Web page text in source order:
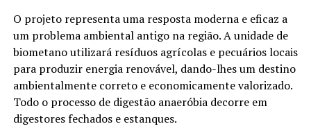
O projeto representa uma resposta moderna e eficaz a
um problema ambiental antigo na região. A unidade de
biometano utilizará resíduos agrícolas e pecuários locais
para produzir energia renovável, dando-lhes um destino
ambientalmente correto e economicamente valorizado.
Todo o processo de digestão anaeróbia decorre em
digestores fechados e estanques.